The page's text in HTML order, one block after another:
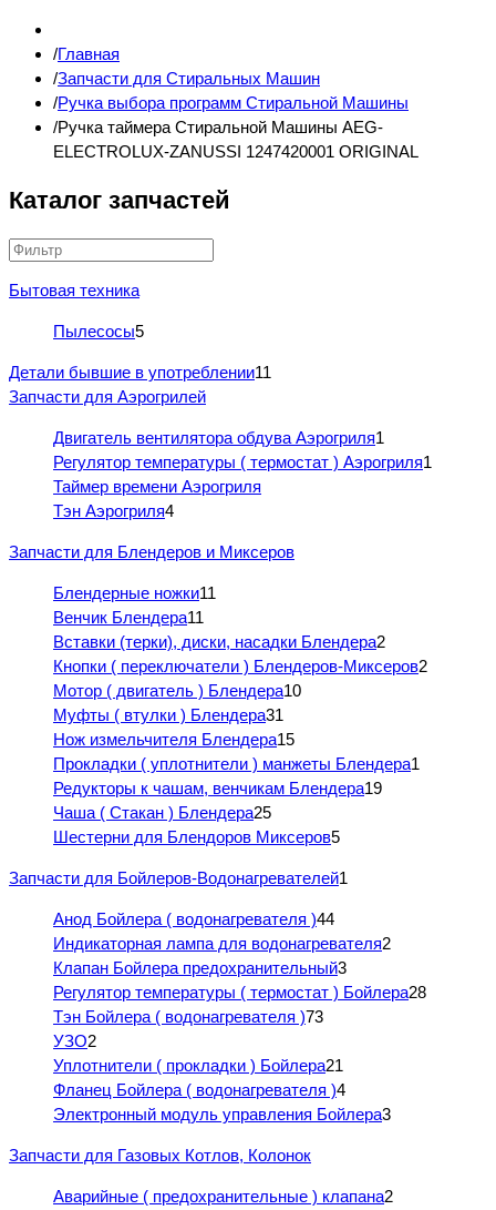
Главная
Запчасти для Стиральных Машин
Ручка выбора программ Стиральной Машины
Ручка таймера Стиральной Машины AEG-
ELECTROLUX-ZANUSSI 1247420001 ORIGINAL
Каталог запчастей
Бытовая техника
Пылесосы5
Детали бывшие в употреблении11
Запчасти для Аэрогрилей
Двигатель вентилятора обдува Аэрогриля1
Регулятор температуры ( термостат ) Аэрогриля1
Таймер времени Аэрогриля
Тэн Аэрогриля4
Запчасти для Блендеров и Миксеров
Блендерные ножки11
Венчик Блендера11
Вставки (терки), диски, насадки Блендера2
Кнопки ( переключатели ) Блендеров-Миксеров2
Мотор ( двигатель ) Блендера10
Муфты ( втулки ) Блендера31
Нож измельчителя Блендера15
Прокладки ( уплотнители ) манжеты Блендера1
Редукторы к чашам, венчикам Блендера19
Чаша ( Стакан ) Блендера25
Шестерни для Блендоров Миксеров5
Запчасти для Бойлеров-Водонагревателей1
Анод Бойлера ( водонагревателя )44
Индикаторная лампа для водонагревателя2
Клапан Бойлера предохранительный3
Регулятор температуры ( термостат ) Бойлера28
Тэн Бойлера ( водонагревателя )73
УЗО2
Уплотнители ( прокладки ) Бойлера21
Фланец Бойлера ( водонагревателя )4
Электронный модуль управления Бойлера3
Запчасти для Газовых Котлов, Колонок
Аварийные ( предохранительные ) клапана2